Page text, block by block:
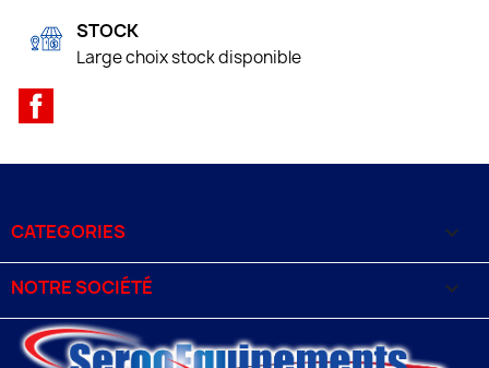
STOCK
Large choix stock disponible
CATEGORIES 
NOTRE SOCIÉTÉ 